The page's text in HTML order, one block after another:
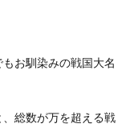
お馴染みの戦国大名
総数が万を超える戦